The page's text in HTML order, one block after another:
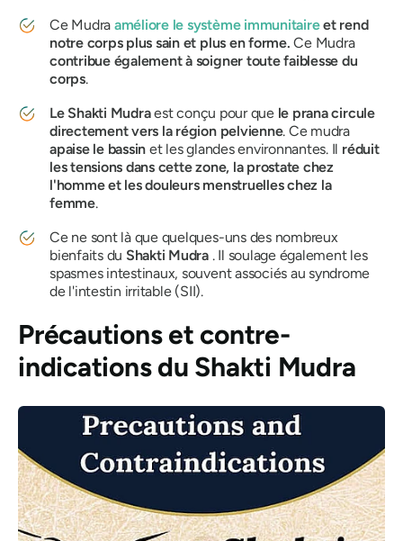
Ce Mudra améliore le système immunitaireet rend
notre corps plus sain et plus en forme. Ce Mudra
contribue également à soigner toute faiblesse du
corps.
Le Shakti Mudraest conçu pour que le prana circule
directement vers la région pelvienne. Ce mudra
apaise le bassin et les glandes environnantes. Il réduit
les tensions dans cette zone, la prostate chez
l'homme et les douleurs menstruelles chez la
femme.
Ce ne sont là que quelques-uns des nombreux
bienfaits du Shakti Mudra . Il soulage également les
spasmes intestinaux, souvent associés au syndrome
de l'intestin irritable (SII).
Précautions et contre-
indications du Shakti Mudra